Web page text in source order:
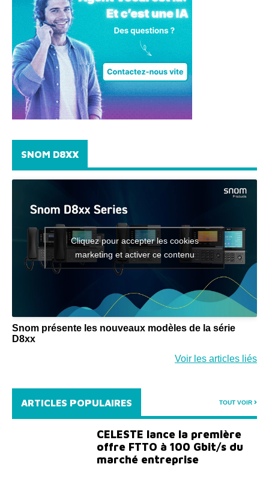
SNOM D8XX
Cliquez pour accepter les cookies
marketing et activer ce contenu
Snom présente les nouveaux modèles de la série
D8xx
Voir les articles liés
ARTICLES POPULAIRES TOUT VOIR
CELESTE lance la première
offre FTTO à 100 Gbit/s du
marché entreprise